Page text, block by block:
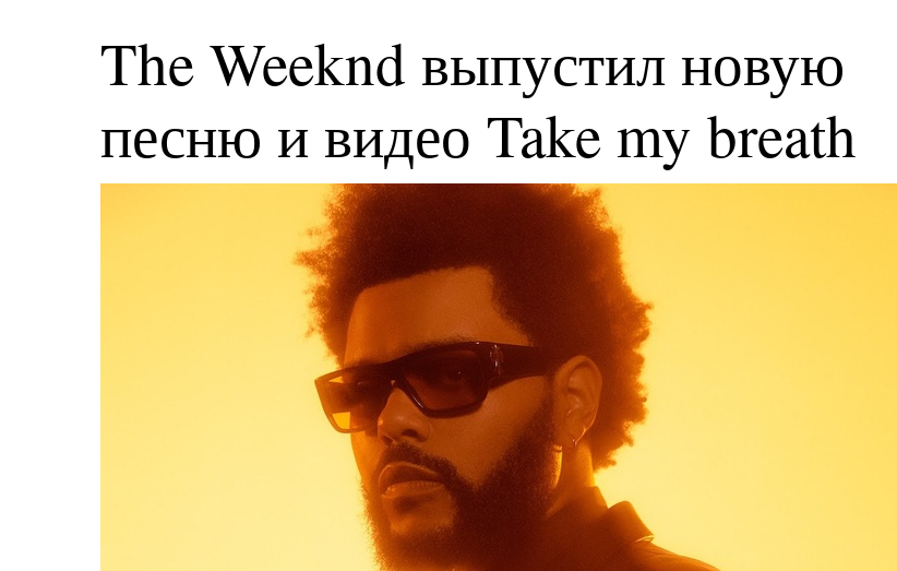
The Weeknd выпустил новую
песню и видео Take my breath